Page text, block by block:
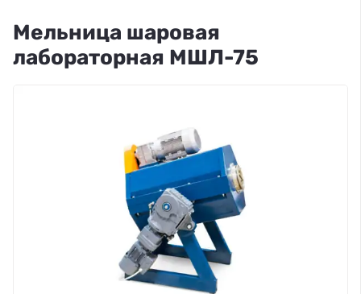
Мельница шаровая
лабораторная МШЛ-75